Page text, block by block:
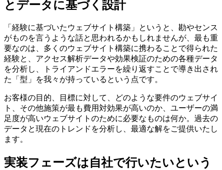
とデータに基づく設計
「経験に基づいたウェブサイト構築」というと、勘やセンス
がものを言うような話と思われるかもしれませんが、最も重
要なのは、多くのウェブサイト構築に携わることで得られた
経験と、アクセス解析データや効果検証のための各種データ
を分析し、トライアンドエラーを繰り返すことで導き出され
た「型」を我々が持っているという点です。
お客様の目的、目標に対して、どのような要件のウェブサイ
ト、その他施策が最も費用対効果が高いのか、ユーザーの満
足度が高いウェブサイトのために必要なものは何か。過去の
データと現在のトレンドを分析し、最適な解をご提供いたし
ます。
実装フェーズは自社で行いたいという